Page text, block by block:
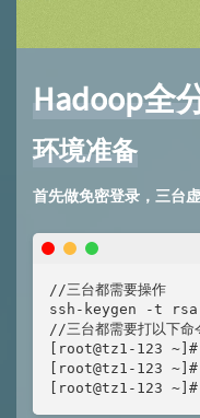
Hadoop全
环境准备
首先做免密登录，三台
//三台都需要操作
ssh-keygen -t rsa
//三台都需要打以下命
[root@tz1-123
[root@tz1-123
[root@tz1-123